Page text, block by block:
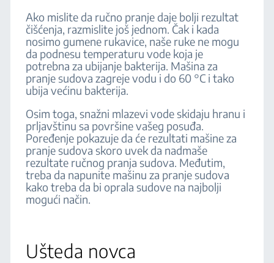
Ako mislite da ručno pranje daje bolji rezultat
čišćenja, razmislite još jednom. Čak i kada
nosimo gumene rukavice, naše ruke ne mogu
da podnesu temperaturu vode koja je
potrebna za ubijanje bakterija. Mašina za
pranje sudova zagreje vodu i do 60 °C i tako
ubija većinu bakterija.
Osim toga, snažni mlazevi vode skidaju hranu i
prljavštinu sa površine vašeg posuđa.
Poređenje pokazuje da će rezultati mašine za
pranje sudova skoro uvek da nadmaše
rezultate ručnog pranja sudova. Međutim,
treba da napunite mašinu za pranje sudova
kako treba da bi oprala sudove na najbolji
mogući način.
Ušteda novca